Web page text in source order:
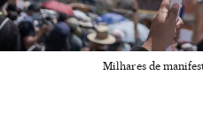
Milhares de